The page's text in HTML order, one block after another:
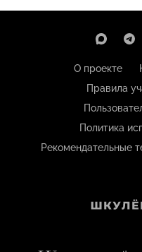
О проекте
Правила
Политика
Рекомендательные